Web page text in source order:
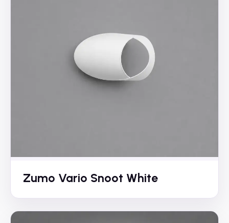
Zumo Vario Snoot White